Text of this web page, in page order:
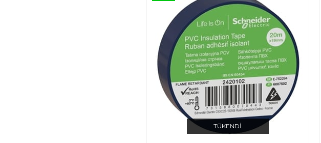
TÜKENDI